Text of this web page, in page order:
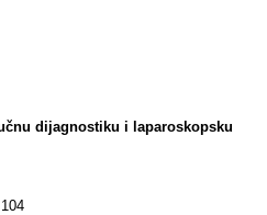
dijagnostiku i laparoskopsku